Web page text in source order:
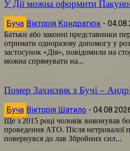
У Дії можна оформити
Буча Вікторія Кондратюк -
Батьки або законні представники
отримати одноразову допомогу у
застосунок «Дія», повідомили на
можна спрямувати на...
Помер Захисник з Бучі –
Буча Вікторія Шатило -
Ще з 2015 році чоловік виконував
проведення АТО. Після нетривалої
повернувся до лав Збройних сил...